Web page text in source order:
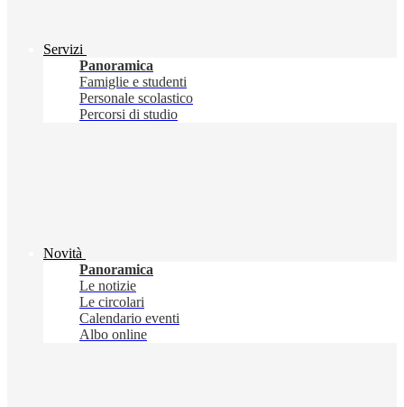
Servizi
Panoramica
Famiglie e studenti
Personale scolastico
Percorsi di studio
Novità
Panoramica
Le notizie
Le circolari
Calendario eventi
Albo online